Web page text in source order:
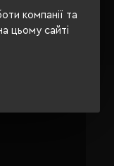
компанії та
цьому сайті